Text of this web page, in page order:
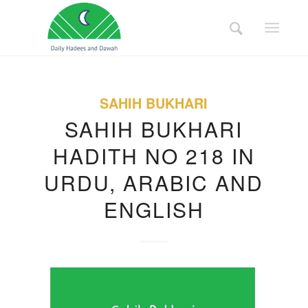
SAHIH BUKHARI
SAHIH BUKHARI
HADITH NO 218 IN
URDU, ARABIC AND
ENGLISH